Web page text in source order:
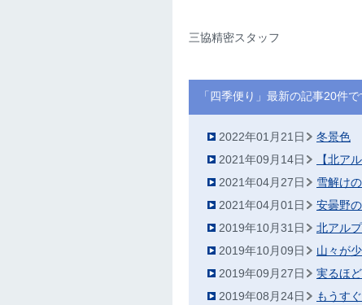
三協精密スタッフ
「四季便り」最新の記事20件で
2022年01月21日
冬景色
2021年09月14日
【北ア
2021年04月27日
雪解け
2021年04月01日
安曇野
2019年10月31日
北アル
2019年10月09日
山々が
2019年09月27日
実るほ
2019年08月24日
もうす